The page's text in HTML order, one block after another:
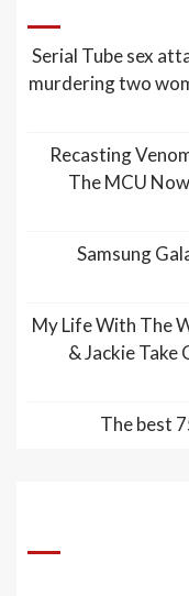
Serial Tube sex
murdering two
Recasting
The MCU
Samsung
My Life With The
& Jackie
The best